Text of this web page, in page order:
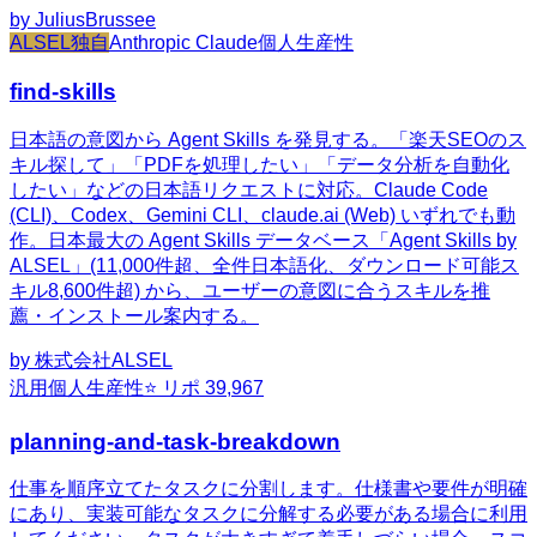
by JuliusBrussee
ALSEL独自Anthropic Claude個人生産性
find-skills
日本語の意図から Agent Skills を発見する。「楽天SEOのス
キル探して」「PDFを処理したい」「データ分析を自動化
したい」などの日本語リクエストに対応。Claude Code
(CLI)、Codex、Gemini CLI、claude.ai (Web) いずれでも動
作。日本最大の Agent Skills データベース「Agent Skills by
ALSEL」(11,000件超、全件日本語化、ダウンロード可能ス
キル8,600件超) から、ユーザーの意図に合うスキルを推
薦・インストール案内する。
by 株式会社ALSEL
汎用個人生産性⭐ リポ 39,967
planning-and-task-breakdown
仕事を順序立てたタスクに分割します。仕様書や要件が明確
にあり、実装可能なタスクに分解する必要がある場合に利用